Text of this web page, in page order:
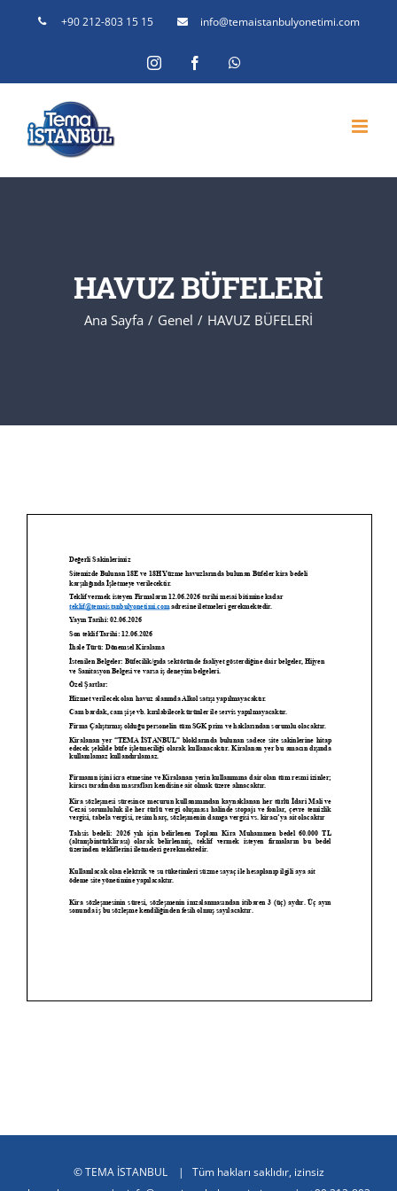
+90 212-803 15 15 info@temaistanbulyonetimi.com
InstagramFacebook
HAVUZ BÜFELERİ
Ana Sayfa Genel HAVUZ BÜFELERİ
©TEMA İSTANBUL
| Tüm hakları saklıdır, izinsiz